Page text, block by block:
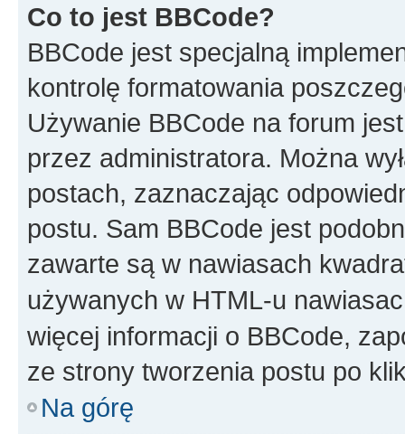
Co to jest BBCode?
BBCode jest specjalną
kontrolę formatowania
Używanie BBCode na forum
przez administratora. Można
postach, zaznaczając
postu. Sam BBCode jest
zawarte są w nawiasach
używanych w HTML-u
więcej informacji o BBCode,
ze strony tworzenia postu po
Na górę